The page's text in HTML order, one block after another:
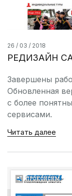
26 / 03 / 2018
РЕДИЗАЙН
Завершены
Обновленная
с более
сервисами.
Читать далее